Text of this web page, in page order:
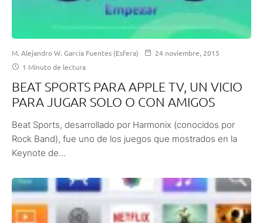
M. Alejandro W. García Fuentes (Esfera)
24 noviembre, 2015
1 Minuto de lectura
BEAT SPORTS PARA APPLE TV, UN VICIO
PARA JUGAR SOLO O CON AMIGOS
Beat Sports, desarrollado por Harmonix (conocidos por
Rock Band), fue uno de los juegos que mostrados en la
Keynote de...